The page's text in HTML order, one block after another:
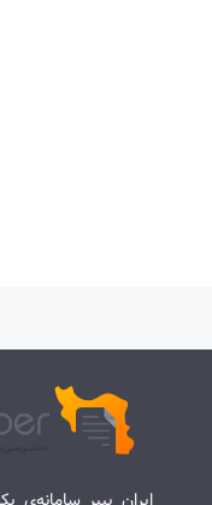
ایران پیپر سامانه‌ی